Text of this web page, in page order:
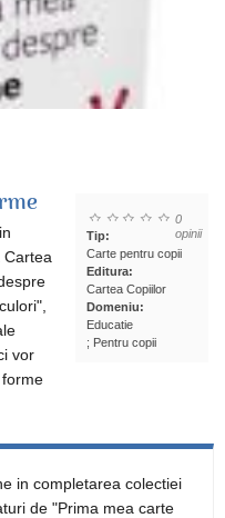
0
opinii
Tip:
Carte pentru copii
Editura:
Cartea Copiilor
Domeniu:
Educatie
; Pentru copii
Cartea
vor
in completarea colectiei
de "Prima mea carte